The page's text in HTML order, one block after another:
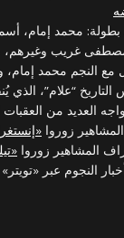
بطولة: محمد إمام،
غريب
مع النجم محمد
“علام”،
العديد من
زوروا
المشاهير زوروا
النجوم عبر «تويتر»